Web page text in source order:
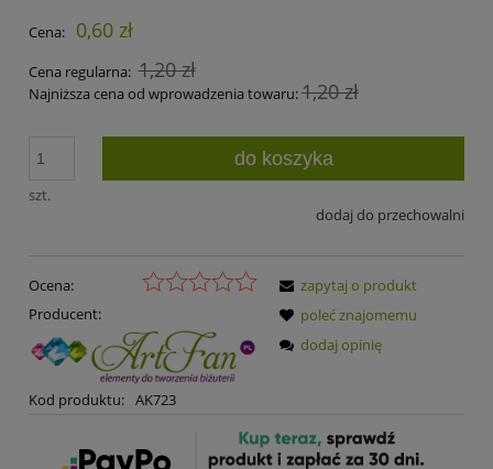
Cena: 0,60 zł
Cena regularna: 1,20 zł
Najniższa cena od wprowadzenia towaru:1,20 zł
szt.
do koszyka
dodaj do przechowalni
Ocena:
Producent:
Kod produktu: AK723
zapytaj o produkt
poleć znajomemu
dodaj opinię